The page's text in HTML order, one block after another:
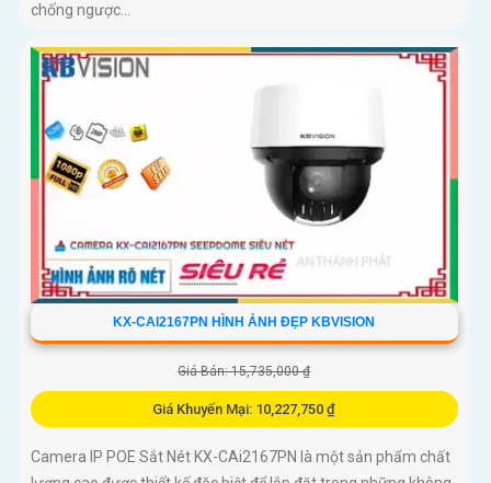
chống ngược...
KX-CAI2167PN HÌNH ẢNH ĐẸP KBVISION
Giá Bán: 15,735,000 ₫
Giá Khuyến Mại: 10,227,750 ₫
Camera IP POE Sắt Nét KX-CAi2167PN là một sản phẩm chất